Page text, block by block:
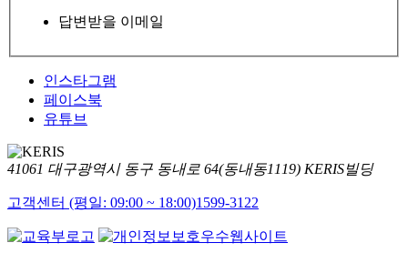
답변받을 이메일
인스타그램
페이스북
유튜브
41061 대구광역시 동구 동내로 64(동내동1119) KERIS빌딩
고객센터 (평일: 09:00 ~ 18:00)1599-3122